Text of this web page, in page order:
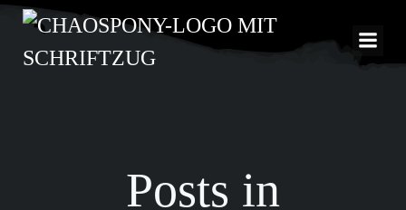
Inhalt
springen
Posts in